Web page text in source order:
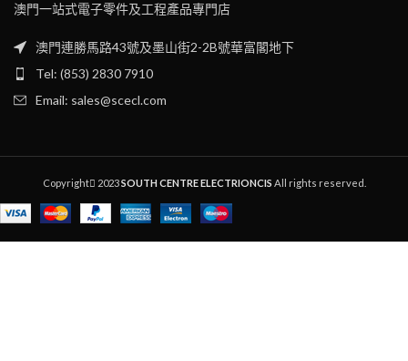
澳門一站式電子零件及工程產品專門店
澳門連勝馬路43號及墨山街2-2B號華富閣地下
Tel: (853) 2830 7910
Email: sales@scecl.com
Copyright 2023SOUTH CENTRE ELECTRIONCIS All rights reserved.